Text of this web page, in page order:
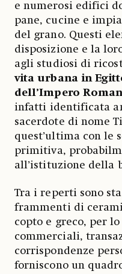
e numerosi edifici
pane, cucine e
del grano. Questi
disposizione e la
agli studiosi di
vita urbana in
dell’Impero
infatti identificata
sacerdote di nome
quest’ultima con le
primitiva,
all’istituzione della
Tra i reperti sono
frammenti di
copto e greco, per
commerciali,
corrispondenze
forniscono un